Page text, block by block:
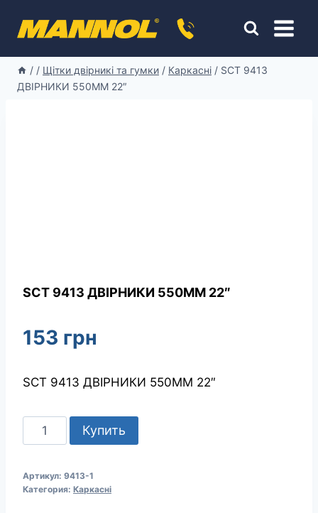
/ / Щітки двірникі та гумки / Каркасні / SCT 9413
ДВІРНИКИ 550ММ 22″
SCT 9413 ДВІРНИКИ 550ММ 22″
153 грн
SCT 9413 ДВІРНИКИ 550ММ 22″
Количество
товара
9413
Купить
Артикул: 9413-1
Категория: Каркасні